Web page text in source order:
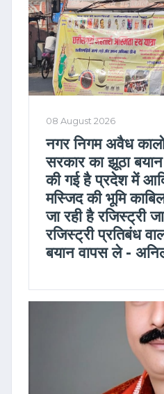
08 August 2026
नगर निगम अवैध
सरकार का झूठा
की गई है प्रदेश में
मस्जिद की भूमि
जा रही है रजिस्ट्री
रजिस्ट्री प्रतिबंध
बयान वापस ले -